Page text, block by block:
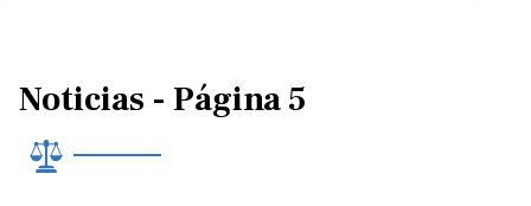
Noticias - Página 5